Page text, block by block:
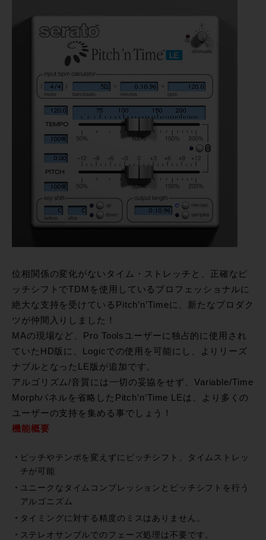
位相関係の変化がないタイム・ストレッチと、正確なピ
ッチシフトでTDMを使用しているプロフェッショナルに
絶大な支持を受けているPitch’n’Timeに、新たなプロダク
ツが仲間入りしました！
MAの現場など、Pro Toolsユーザーに独占的に使用され
ていたHD版に、Logicでの使用を可能にし、よりリーズ
ナブルとなったLE版が追加です。
アルゴリズム/音質には一切の妥協をせず、Variable/Time
Morphパネルを省略したPitch’n’Time LEは、より多くの
ユーザーの支持を集める事でしょう！
機能概要
ピッチやテンポを変えずにピッチシフト、タイムストレッ
チが可能
ユニークなタイムコンプレッションとピッチシフトを行う
アルゴニズム
タイミングに対する精度のミスはありません。
ステレオサンプルでのフェーズ処理は不要です。